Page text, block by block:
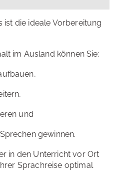
ist die ideale Vorbereitung
im Ausland können Sie:
und
gewinnen.
in den Unterricht vor Ort
Sprachreise optimal